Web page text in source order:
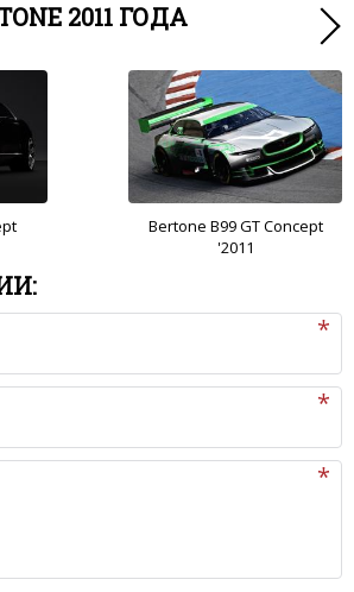
2011 ГОДА
Bertone B99 GT Concept
'2011